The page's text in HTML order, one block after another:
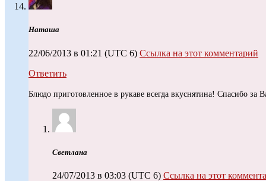
Наташа
22/06/2013 в 01:21 (UTC 6) Ссылка на этот комментарий
Ответить
Блюдо приготовленное в рукаве всегда вкуснятина! Спасибо за
Светлана
24/07/2013 в 03:03 (UTC 6) Ссылка на этот